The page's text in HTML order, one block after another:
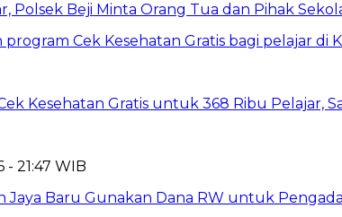
Polsek Beji Minta Orang Tua dan Pihak
Kesehatan Gratis untuk 368 Ribu Pelajar,
21:47 WIB
Jaya Baru Gunakan Dana RW untuk